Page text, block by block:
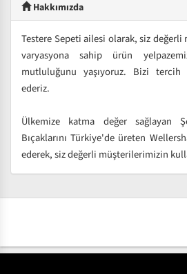
Hakkımızda
Testere Sepeti ailesi olarak, siz
varyasyona sahip ürün
mutluluğunu yaşıyoruz. Bizi
ederiz.
Ülkemize katma değer sağlayan
Bıçaklarını Türkiye'de üreten
ederek, siz değerli müşterilerimizin